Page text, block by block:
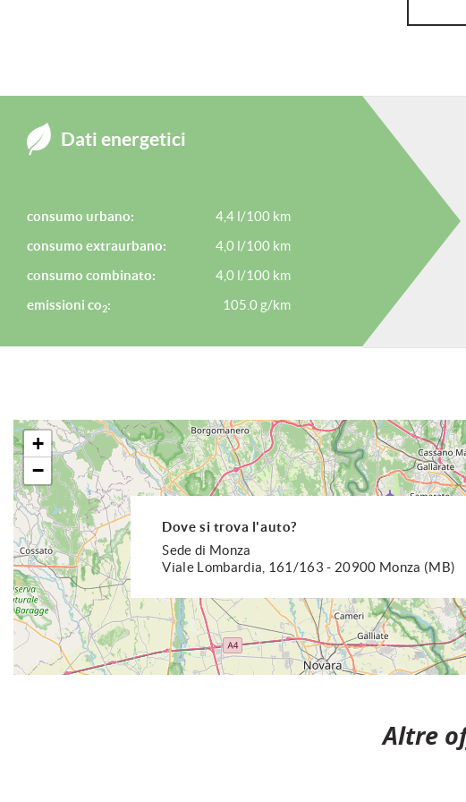
SCARICA L'APP AVENUECAR SU APPLE STORE OPPURE SU GOOGLE
ATTENZIONE: è bene ricordare, benchè sia stata posta la massima cura
contenuti di questa presentazione al momento della pubblicazione, essa
Dati energetici
consumo urbano:
4,4 l/100 km
consumo extraurbano:
4,0 l/100 km
consumo combinato:
4,0 l/100 km
emissioni co2: 105.0 g/km
Dove si trova l'auto?
Sede di Monza
Viale Lombardia, 161/163 - 20900 Monza (MB)
+
−
Altre